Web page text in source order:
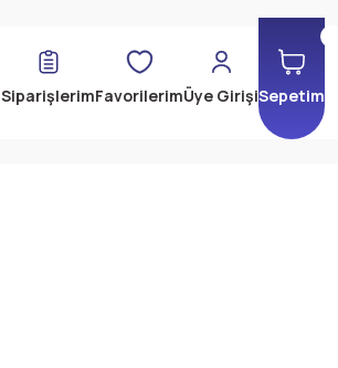
SiparişlerimFavorilerimÜye GirişiSepetim